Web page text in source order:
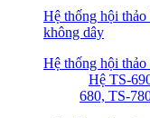
Hệ thống hội
không dây
Hệ thống hội
Hệ TS-
680, TS-